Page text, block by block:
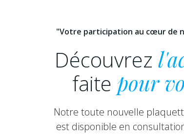
"Votre participation au cœur de
Découvrez
faite pour
Notre toute nouvelle
est disponible en